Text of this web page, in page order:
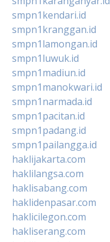
smpn1kendari.id
smpn1kranggan.id
smpn1lamongan.id
smpn1luwuk.id
smpn1madiun.id
smpn1manokwari.id
smpn1narmada.id
smpn1pacitan.id
smpn1padang.id
smpn1pailangga.id
haklijakarta.com
haklilangsa.com
haklisabang.com
haklidenpasar.com
haklicilegon.com
hakliserang.com